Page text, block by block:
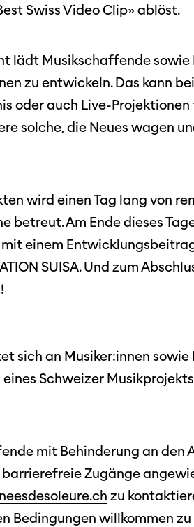
Swiss Video Clip» ablöst.
lädt Musikschaffende sowie
zu entwickeln. Das kann
oder auch Live-Projektionen
solche, die Neues wagen
wird einen Tag lang von
betreut. Am Ende dieses
einem
SUISA. Und zum
sich an Musiker:innen
Schweizer
mit Behinderung an den
Zugänge
zu
Bedingungen willkommen zu